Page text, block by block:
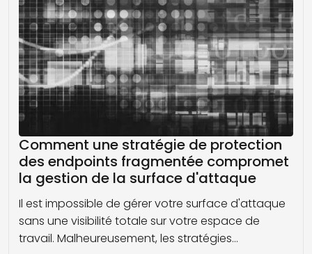
Comment une stratégie de protection
des endpoints fragmentée compromet
la gestion de la surface d'attaque
Il est impossible de gérer votre surface d'attaque
sans une visibilité totale sur votre espace de
travail. Malheureusement, les stratégies…